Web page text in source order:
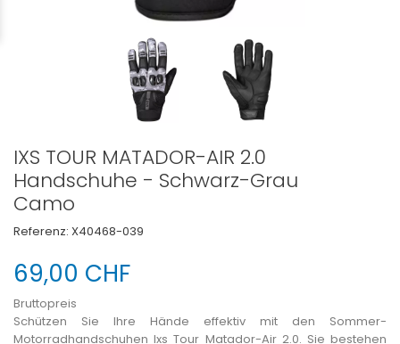
IXS TOUR MATADOR-AIR 2.0
Handschuhe - Schwarz-Grau
Camo
Referenz: X40468-039
69,00 CHF
Bruttopreis
Schützen Sie Ihre Hände effektiv mit den Sommer-
Motorradhandschuhen Ixs Tour Matador-Air 2.0. Sie bestehen